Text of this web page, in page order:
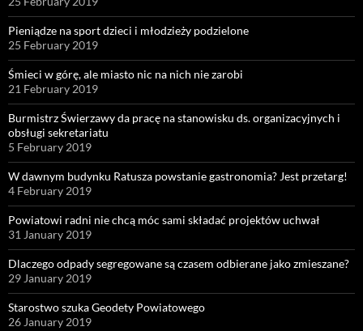
Pieniądze na sport dzieci i młodzieży podzielone
25 February 2019
Śmieci w górę, ale miasto nic na nich nie zarobi
21 February 2019
Burmistrz Świerzawy da pracę na stanowisku ds. organizacyjnych i
obsługi sekretariatu
5 February 2019
W dawnym budynku Ratusza powstanie gastronomia? Jest przetarg!
4 February 2019
Powiatowi radni nie chcą móc sami składać projektów uchwał
31 January 2019
Dlaczego odpady segregowane są czasem odbierane jako zmieszane?
29 January 2019
Starostwo szuka Geodety Powiatowego
26 January 2019